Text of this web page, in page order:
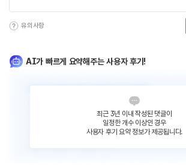
유의사항
AI가 빠르게 요약해주는 사용자 후기!
최근 3년 이내 작성된 댓글이
일정한 개수 이상인 경우
사용자 후기 요약 정보가 제공됩니다.